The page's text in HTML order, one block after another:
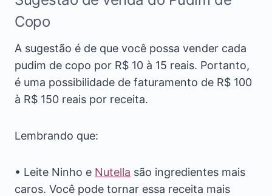
Copo
A sugestão é de que você possa vender cada
pudim de copo por R$ 10 à 15 reais. Portanto,
é uma possibilidade de faturamento de R$ 100
à R$ 150 reais por receita.
Lembrando que:
• Leite Ninho e Nutella são ingredientes mais
caros. Você pode tornar essa receita mais